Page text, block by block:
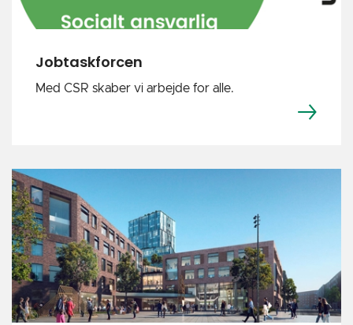
Jobtaskforcen
Med CSR skaber vi arbejde for alle.